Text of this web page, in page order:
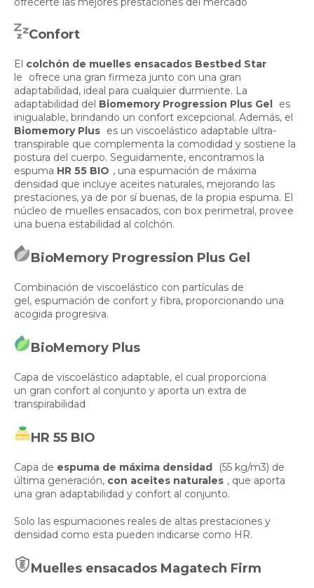
Confort
El colchón de muelles ensacados Bestbed Star
le
ofrece una gran firmeza junto con una gran
adaptabilidad, ideal para cualquier durmiente. La
adaptabilidad del Biomemory Progression Plus Gel
es
inigualable, brindando un confort excepcional. Además, el
Biomemory Plus es un viscoelástico adaptable ultra-
transpirable que complementa la comodidad y sostiene la
postura del cuerpo. Seguidamente, encontramos la
espuma HR 55 BIO , una espumación de máxima
densidad que incluye aceites naturales, mejorando las
prestaciones, ya de por sí buenas, de la propia espuma. El
núcleo de muelles ensacados, con box perimetral, provee
una buena estabilidad al colchón.
BioMemory Progression Plus Gel
Combinación de viscoelástico con partículas de
gel, espumación de confort y fibra, proporcionando una
acogida progresiva.
BioMemory Plus
Capa de viscoelástico adaptable, el cual proporciona
un gran confort al conjunto y aporta un extra de
transpirabilidad
HR 55 BIO
Capa de espuma de máxima densidad
(55 kg/m3) de
última generación, con aceites naturales , que aporta
una gran adaptabilidad y confort al conjunto.
Solo las espumaciones reales de altas prestaciones y
densidad como esta pueden indicarse como HR.
Muelles ensacados Magatech Firm